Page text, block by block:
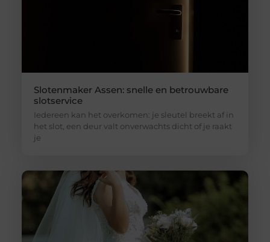
Slotenmaker Assen: snelle en betrouwbare
slotservice
Iedereen kan het overkomen: je sleutel breekt af in
het slot, een deur valt onverwachts dicht of je raakt
je